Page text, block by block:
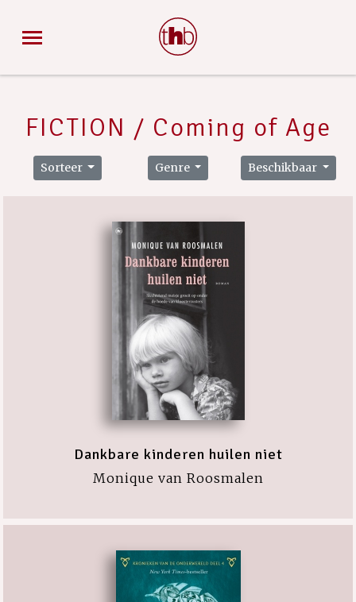
FICTION / Coming of Age
Sorteer Genre Beschikbaar
Dankbare kinderen huilen niet
Monique van Roosmalen